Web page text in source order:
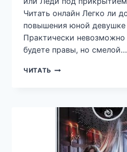
Читать онлайн Легко ли
повышения юной девушке
Практически
будете правы, но смелой…
ЧИТАТЬ ТАВЕРНА
ЛЕДИ
ПРИКРЫТИЕМ
КИРА